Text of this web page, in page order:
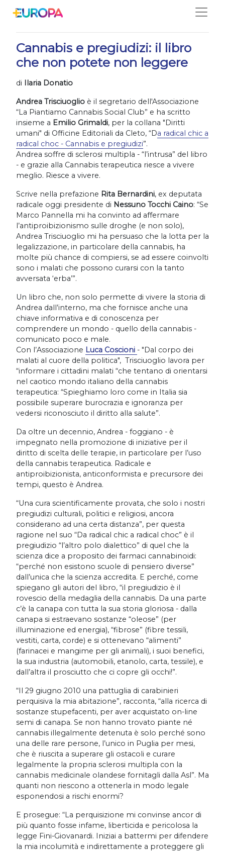
29/03/2021
Cannabis e pregiudizi: il libro
che non potete non leggere
di Ilaria Donatio
Andrea Trisciuoglio è il segretario dell'Associazione
“La Piantiamo Cannabis Social Club” e ha scritto
insieme a Emilio Grimaldi, per la collana "Diritti
umani" di Officine Editoriali da Cleto, “Da radical chic a
radical choc - Cannabis e pregiudizi”.
Andrea soffre di sclerosi multipla - “l’intrusa” del libro
- e grazie alla Cannabis terapeutica riesce a vivere
meglio. Riesce a vivere.
Scrive nella prefazione Rita Bernardini, ex deputata
radicale oggi presidente di Nessuno Tocchi Caino: “Se
Marco Pannella mi ha convinto ad affermare
l’antiproibizionismo sulle droghe (e non solo),
Andrea Trisciuoglio mi ha persuaso che la lotta per la
legalizzazione, in particolare della cannabis, ha
molte più chance di compiersi, se ad essere coinvolti
sono i malati che possono curarsi con la tanto
avversata ‘erba’”.
Un libro che, non solo permette di vivere la storia di
Andrea dall’interno, ma che fornisce anche una
chiave informativa e di conoscenza per
comprendere un mondo - quello della cannabis -
comunicato poco e male.
Con l’Associazione Luca Coscioni - "Dal corpo dei
malati al cuore della politica", Trisciuoglio lavora per
“informare i cittadini malati “che tentano di orientarsi
nel caotico mondo italiano della cannabis
terapeutica: “Spieghiamo loro come in Italia sia
possibile superare burocrazia e ignoranza per
vedersi riconosciuto il diritto alla salute”.
Da oltre un decennio, Andrea - foggiano - è
impegnato nella promozione di iniziative per il
diritto di scelta delle terapie, in particolare per l’uso
della cannabis terapeutica. Radicale e
antiproibizionista, anticonformista e precursore dei
tempi, questo è Andrea.
“Una cura scientificamente provata, che solo i nostri
pregiudizi culturali, politici e religiosi, ancora
considerano ad una certa distanza”, per questa
ragione nel suo “Da radical chic a radical choc” è il
pregiudizio “l’altro polo dialettico” di quel che la
scienza dice a proposito dei farmaci cannabinoidi:
“perché non esistono scuole di pensiero diverse”
dall’unica che la scienza accredita. E perché, come
spiegano gli autori del libro, “il pregiudizio è il
rovescio della medaglia della cannabis. Da una parte
c’è la canapa con tutta la sua storia gloriosa - dalla
canapa si estraevano sostanze “oleose” (per
illuminazione ed energia), “fibrose” (fibre tessili,
vestiti, carta, corde) e si ottenevano “alimenti”
(farinacei e mangime per gli animali), i suoi benefici,
la sua industria (automobili, etanolo, carta, tessile), e
dall’altra il prosciutto che ci copre gli occhi!”.
“Il 29 giugno 2010 una pattuglia di carabinieri
perquisiva la mia abitazione”, racconta, “alla ricerca di
sostanze stupefacenti, per aver acquistato on-line
semi di canapa. Se non hanno trovato piante né
cannabis illegalmente detenuta è solo perché sono
una delle rare persone, l’unico in Puglia per mesi,
che è riuscita a superare gli ostacoli e curare
legalmente la propria sclerosi multipla con la
cannabis medicinale olandese fornitagli dalla Asl”. Ma
quanti non riescono a ottenerla in modo legale
esponendosi a rischi enormi?
E prosegue: “La perquisizione mi convinse ancor di
più quanto fosse infame, liberticida e pericolosa la
legge Fini-Giovanardi. Iniziai a battermi per difendere
la mia incolumità e indirettamente a proteggere gli